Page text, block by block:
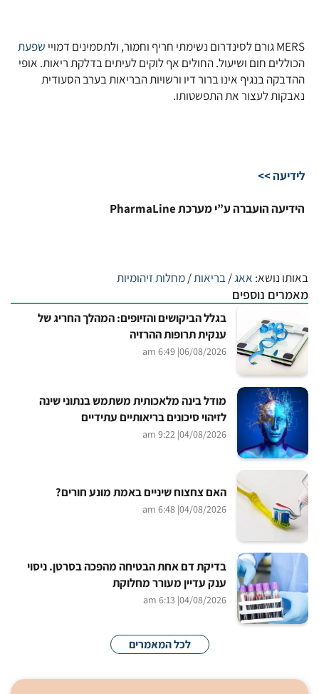
MERS גורם לסינדרום נשימתי חריף וחמור, ולתסמינים דמויי
שפעת
הכוללים חום ושיעול. החולים אף לוקים לעיתים בדלקת ריאות. אופי
ההדבקה בנגיף אינו ברור דיו ורשויות הבריאות בערב הסעודית
נאבקות לעצור את התפשטותו.
לידיעה >>
הידיעה הועברה ע”י מערכת PharmaLine
באותו נושא: אאג/בריאות/מחלות זיהומיות
מאמרים נוספים
בגלל הביקושים והזיופים: המהלך החריג של
ענקית תרופות ההרזיה
06/08/2026
| 6:49 am
מודל בינה מלאכותית משתמש בנתוני שינה
לזיהוי סיכונים בריאותיים עתידיים
04/08/2026
| 9:22 am
האם צחצוח שיניים באמת מונע חורים?
04/08/2026
| 6:48 am
בדיקת דם אחת הבטיחה מהפכה בסרטן. ניסוי
ענק עדיין מעורר מחלוקת
04/08/2026
| 6:13 am
לכל המאמרים